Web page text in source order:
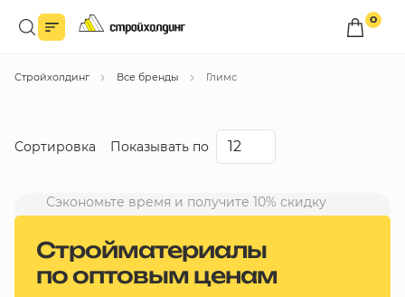
0
Войдите в личный кабинет
Каталог товаров
Быстрый заказ по списку
Все
Стройхолдинг Все бренды Глимс
Сортировка
Со скидкой
Дешевые
Дорогие
Показывать по
Сэкономьте время и получите 10% скидку
Стройматериалы
по оптовым ценам